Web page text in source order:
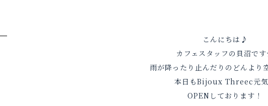
こんにちは♪
カフェスタッフの貝沼で
雨が降ったり止んだりのどんより
本日もBijoux Threec元
OPENしております！